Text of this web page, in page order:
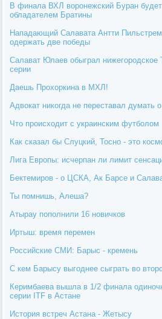
В финала ВХЛ воронежский Буран
обладателем Братины
Нападающий Салавата Антти
одержать две победы
Салават Юлаев обыграл нижегородское
серии
Даешь Прохоркина в МХЛ!
Адвокат никогда не переставал думать
Что происходит с украинским футболом
Как сказал бы Слуцкий, Тосно - это
Лига Европы: исчерпан ли лимит
Бектемиров - о ЦСКА, Ак Барсе и
Ты помнишь, Алеша?
Атырау пополнили 16 новичков
Иртыш: время перемен
Российские СМИ: Барыс - кремень
С кем Барысу выгоднее сыграть во
Керимбаева вышла в 1/2 финала
серии ITF в Астане
История встреч Астана - Жетысу